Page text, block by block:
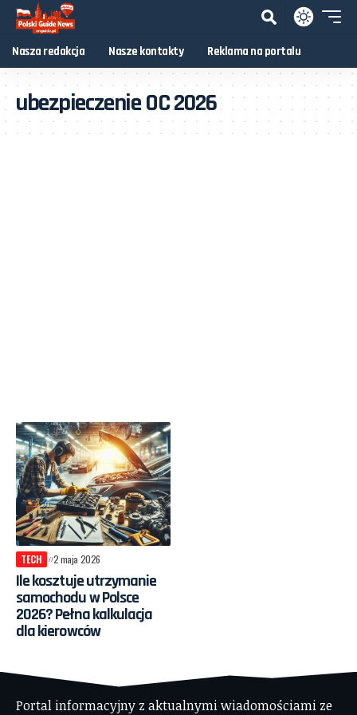
Nasza redakcja Nasze kontakty Reklama na portalu
ubezpieczenie OC 2026
TECH 2 maja 2026
Ile kosztuje utrzymanie
samochodu w Polsce
2026? Pełna kalkulacja
dla kierowców
Portal informacyjny z aktualnymi wiadomościami ze